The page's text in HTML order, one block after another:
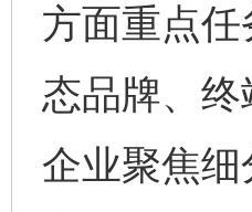
方面重点
态品牌、
企业聚焦